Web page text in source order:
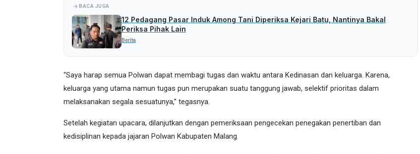
BACA JUGA
12 Pedagang Pasar Induk Among Tani Diperiksa Kejari Batu, Nantinya Bakal
Periksa Pihak Lain
Berita
“Saya harap semua Polwan dapat membagi tugas dan waktu antara Kedinasan dan keluarga. Karena,
keluarga yang utama namun tugas pun merupakan suatu tanggung jawab, selektif prioritas dalam
melaksanakan segala sesuatunya,” tegasnya.
Setelah kegiatan upacara, dilanjutkan dengan pemeriksaan pengecekan penegakan penertiban dan
kedisiplinan kepada jajaran Polwan Kabupaten Malang.